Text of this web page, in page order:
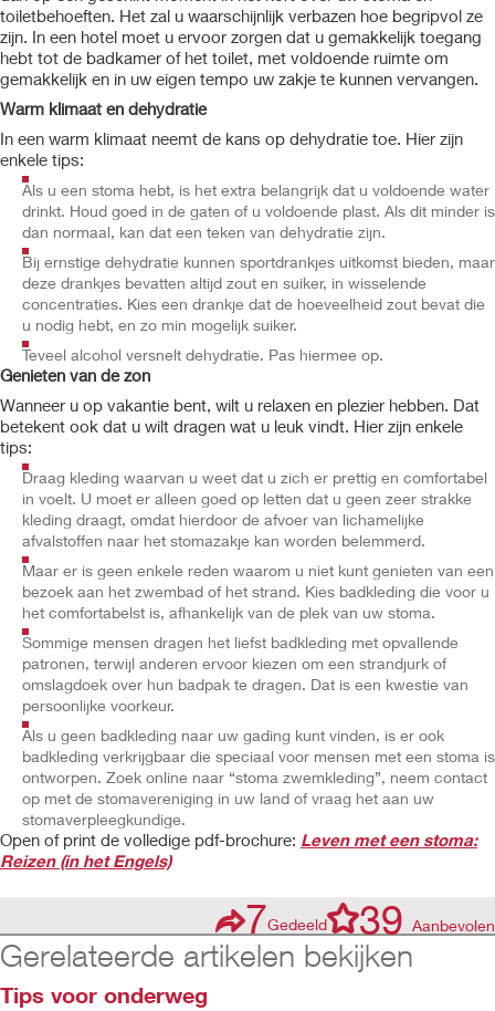
toiletbehoeften. Het zal u waarschijnlijk verbazen hoe begripvol ze
zijn. In een hotel moet u ervoor zorgen dat u gemakkelijk toegang
hebt tot de badkamer of het toilet, met voldoende ruimte om
gemakkelijk en in uw eigen tempo uw zakje te kunnen vervangen.
Warm klimaat en dehydratie
In een warm klimaat neemt de kans op dehydratie toe. Hier zijn
enkele tips:
Als u een stoma hebt, is het extra belangrijk dat u voldoende water
drinkt. Houd goed in de gaten of u voldoende plast. Als dit minder is
dan normaal, kan dat een teken van dehydratie zijn.
Bij ernstige dehydratie kunnen sportdrankjes uitkomst bieden, maar
deze drankjes bevatten altijd zout en suiker, in wisselende
concentraties. Kies een drankje dat de hoeveelheid zout bevat die
u nodig hebt, en zo min mogelijk suiker.
Teveel alcohol versnelt dehydratie. Pas hiermee op.
Genieten van de zon
Wanneer u op vakantie bent, wilt u relaxen en plezier hebben. Dat
betekent ook dat u wilt dragen wat u leuk vindt. Hier zijn enkele
tips:
Draag kleding waarvan u weet dat u zich er prettig en comfortabel
in voelt. U moet er alleen goed op letten dat u geen zeer strakke
kleding draagt, omdat hierdoor de afvoer van lichamelijke
afvalstoffen naar het stomazakje kan worden belemmerd.
Maar er is geen enkele reden waarom u niet kunt genieten van een
bezoek aan het zwembad of het strand. Kies badkleding die voor u
het comfortabelst is, afhankelijk van de plek van uw stoma.
Sommige mensen dragen het liefst badkleding met opvallende
patronen, terwijl anderen ervoor kiezen om een strandjurk of
omslagdoek over hun badpak te dragen. Dat is een kwestie van
persoonlijke voorkeur.
Als u geen badkleding naar uw gading kunt vinden, is er ook
badkleding verkrijgbaar die speciaal voor mensen met een stoma is
ontworpen. Zoek online naar “stoma zwemkleding”, neem contact
op met de stomavereniging in uw land of vraag het aan uw
stomaverpleegkundige.
Open of print de volledige pdf-brochure: Leven met een stoma:
Reizen (in het Engels)
7Gedeeld 39 Aanbevolen
Gerelateerde artikelen bekijken
Tips voor onderweg